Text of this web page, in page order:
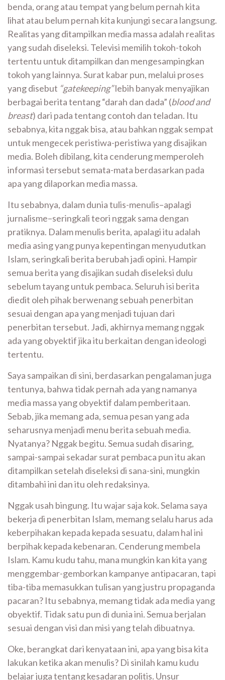
benda, orang atau tempat yang belum pernah kita
lihat atau belum pernah kita kunjungi secara langsung.
Realitas yang ditampilkan media massa adalah realitas
yang sudah diseleksi. Televisi memilih tokoh-tokoh
tertentu untuk ditampilkan dan mengesampingkan
tokoh yang lainnya. Surat kabar pun, melalui proses
yang disebut “gatekeeping”lebih banyak menyajikan
berbagai berita tentang “darah dan dada” (blood and
breast) dari pada tentang contoh dan teladan. Itu
sebabnya, kita nggak bisa, atau bahkan nggak sempat
untuk mengecek peristiwa-peristiwa yang disajikan
media. Boleh dibilang, kita cenderung memperoleh
informasi tersebut semata-mata berdasarkan pada
apa yang dilaporkan media massa.
Itu sebabnya, dalam dunia tulis-menulis–apalagi
jurnalisme–seringkali teori nggak sama dengan
pratiknya. Dalam menulis berita, apalagi itu adalah
media asing yang punya kepentingan menyudutkan
Islam, seringkali berita berubah jadi opini. Hampir
semua berita yang disajikan sudah diseleksi dulu
sebelum tayang untuk pembaca. Seluruh isi berita
diedit oleh pihak berwenang sebuah penerbitan
sesuai dengan apa yang menjadi tujuan dari
penerbitan tersebut. Jadi, akhirnya memang nggak
ada yang obyektif jika itu berkaitan dengan ideologi
tertentu.
Saya sampaikan di sini, berdasarkan pengalaman juga
tentunya, bahwa tidak pernah ada yang namanya
media massa yang obyektif dalam pemberitaan.
Sebab, jika memang ada, semua pesan yang ada
seharusnya menjadi menu berita sebuah media.
Nyatanya? Nggak begitu. Semua sudah disaring,
sampai-sampai sekadar surat pembaca pun itu akan
ditampilkan setelah diseleksi di sana-sini, mungkin
ditambahi ini dan itu oleh redaksinya.
Nggak usah bingung. Itu wajar saja kok. Selama saya
bekerja di penerbitan Islam, memang selalu harus ada
keberpihakan kepada kepada sesuatu, dalam hal ini
berpihak kepada kebenaran. Cenderung membela
Islam. Kamu kudu tahu, mana mungkin kan kita yang
menggembar-gemborkan kampanye antipacaran, tapi
tiba-tiba memasukkan tulisan yang justru propaganda
pacaran? Itu sebabnya, memang tidak ada media yang
obyektif. Tidak satu pun di dunia ini. Semua berjalan
sesuai dengan visi dan misi yang telah dibuatnya.
Oke, berangkat dari kenyataan ini, apa yang bisa kita
lakukan ketika akan menulis? Di sinilah kamu kudu
belajar juga tentang kesadaran politis. Unsur